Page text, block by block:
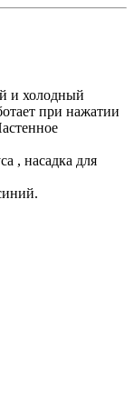
и холодный
при нажатии
, насадка для